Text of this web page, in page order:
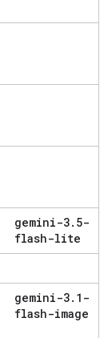
gemini-3. 5-
flash-lite
gemini-3. 1-
flash-image